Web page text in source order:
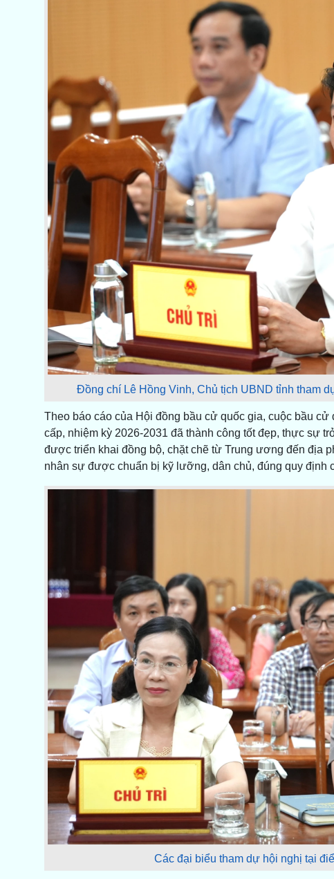
Đồng chí Lê Hồng Vinh, Chủ tịch UBND tỉnh tham
Theo báo cáo của Hội đồng bầu cử quốc gia, cuộc bầu
cấp, nhiệm kỳ 2026-2031 đã thành công tốt đẹp, thực sự
được triển khai đồng bộ, chặt chẽ từ Trung ương đến địa
nhân sự được chuẩn bị kỹ lưỡng, dân chủ, đúng quy định
Các đại biểu tham dự hội nghị tại